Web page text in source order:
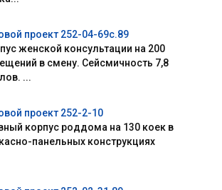
проект 252-04-69с.89
женской консультации на 200
в смену. Сейсмичность 7,8
...
проект 252-2-10
корпус роддома на 130 коек в
панельных конструкциях